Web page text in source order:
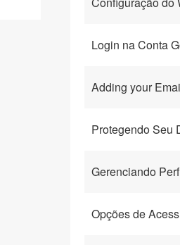
Login na Conta
Adding your
Protegendo Seu
Gerenciando
Opções de